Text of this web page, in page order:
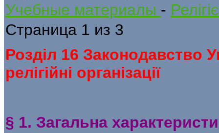
Учебные материалы -
Страница 1 из 3
Розділ 16 Законодавство
релігійні організації
§ 1. Загальна